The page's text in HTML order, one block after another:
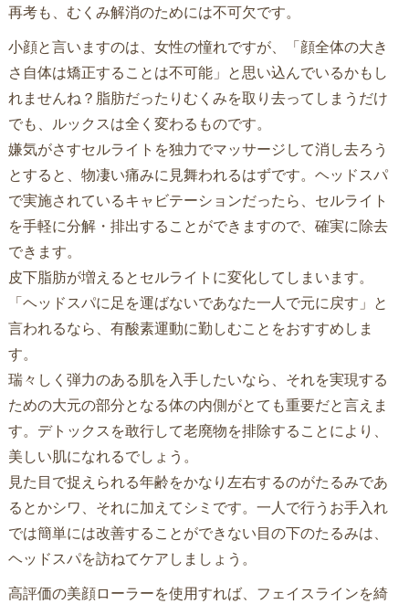
再考も、むくみ解消のためには不可欠です。
小顔と言いますのは、女性の憧れですが、「顔全体の大き
さ自体は矯正することは不可能」と思い込んでいるかもし
れませんね？脂肪だったりむくみを取り去ってしまうだけ
でも、ルックスは全く変わるものです。
嫌気がさすセルライトを独力でマッサージして消し去ろう
とすると、物凄い痛みに見舞われるはずです。ヘッドスパ
で実施されているキャビテーションだったら、セルライト
を手軽に分解・排出することができますので、確実に除去
できます。
皮下脂肪が増えるとセルライトに変化してしまいます。
「ヘッドスパに足を運ばないであなた一人で元に戻す」と
言われるなら、有酸素運動に勤しむことをおすすめしま
す。
瑞々しく弾力のある肌を入手したいなら、それを実現する
ための大元の部分となる体の内側がとても重要だと言えま
す。デトックスを敢行して老廃物を排除することにより、
美しい肌になれるでしょう。
見た目で捉えられる年齢をかなり左右するのがたるみであ
るとかシワ、それに加えてシミです。一人で行うお手入れ
では簡単には改善することができない目の下のたるみは、
ヘッドスパを訪ねてケアしましょう。
高評価の美顔ローラーを使用すれば、フェイスラインを綺